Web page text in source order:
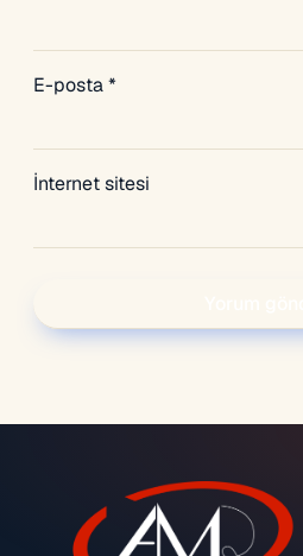
E-posta*
İnternet sitesi